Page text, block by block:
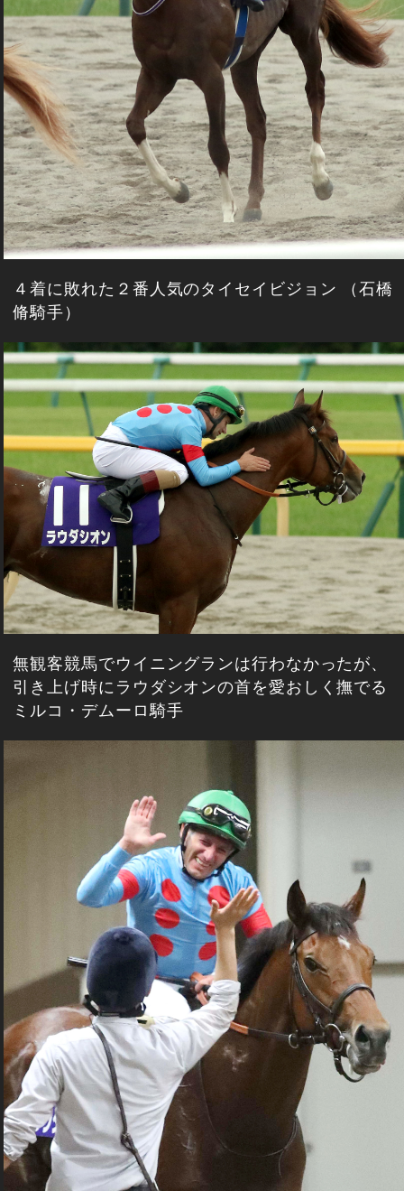
４着に敗れた２番人気のタイセイビジョン （石橋
脩騎手）
無観客競馬でウイニングランは行わなかったが、
引き上げ時にラウダシオンの首を愛おしく撫でる
ミルコ・デムーロ騎手